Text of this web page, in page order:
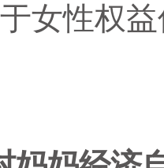
女性权